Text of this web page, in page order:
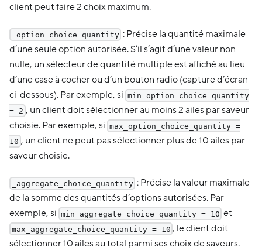
client peut faire 2 choix maximum.
_option_choice_quantity : Précise la quantité maximale
d’une seule option autorisée. S’il s’agit d’une valeur non
nulle, un sélecteur de quantité multiple est affiché au lieu
d’une case à cocher ou d’un bouton radio (capture d’écran
ci-dessous). Par exemple, si min_option_choice_quantity
= 2 , un client doit sélectionner au moins 2 ailes par saveur
choisie. Par exemple, si max_option_choice_quantity =
10 , un client ne peut pas sélectionner plus de 10 ailes par
saveur choisie.
_aggregate_choice_quantity : Précise la valeur maximale
de la somme des quantités d’options autorisées. Par
exemple, si min_aggregate_choice_quantity = 10 et
max_aggregate_choice_quantity = 10 , le client doit
sélectionner 10 ailes au total parmi ses choix de saveurs.